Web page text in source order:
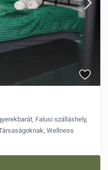
Falusi szálláshely,
,Wellness